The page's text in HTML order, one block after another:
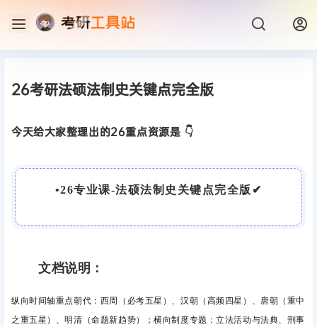
26考研法硕法制史关键点完全版
今天给大家整理出的26重点资源是 👇
•26专业课-法硕法制史关键点完全版 ✔
文档说明：
纵向时间轴重点朝代： 西周（必考五星）、 汉朝（高频四星）、 唐朝（重中
之重五星）、明清（命题新趋势）；横向制度专题：立法活动与法典、 刑事